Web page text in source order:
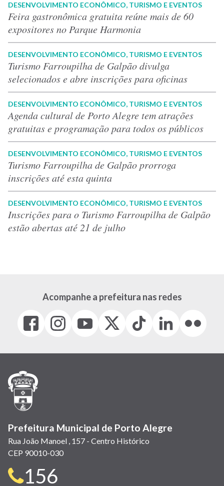
DESENVOLVIMENTO ECONÔMICO, TURISMO E EVENTOS
Feira gastronômica gratuita reúne mais de 60
expositores no Parque Harmonia
DESENVOLVIMENTO ECONÔMICO, TURISMO E EVENTOS
Turismo Farroupilha de Galpão divulga
selecionados e abre inscrições para oficinas
DESENVOLVIMENTO ECONÔMICO, TURISMO E EVENTOS
Agenda cultural de Porto Alegre tem atrações
gratuitas e programação para todos os públicos
DESENVOLVIMENTO ECONÔMICO, TURISMO E EVENTOS
Turismo Farroupilha de Galpão prorroga
inscrições até esta quinta
DESENVOLVIMENTO ECONÔMICO, TURISMO E EVENTOS
Inscrições para o Turismo Farroupilha de Galpão
estão abertas até 21 de julho
Acompanhe a prefeitura nas redes
Facebook
(link
em
janela)
Instagram
(link
em
(link
em
(Antigo
(link
Tiktok
(link
em
LinkedIn
(link
em
(link
em
Prefeitura Municipal de Porto Alegre
Rua João Manoel , 157 - Centro Histórico
CEP 90010-030
Telefone
156